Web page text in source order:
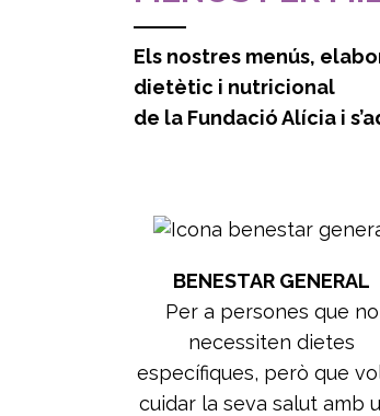
Els nostres menús,
dietètic i nutricional
de la Fundació Alícia i
BENESTAR GENERAL
Per a persones que no
necessiten dietes
específiques, però que
cuidar la seva salut amb